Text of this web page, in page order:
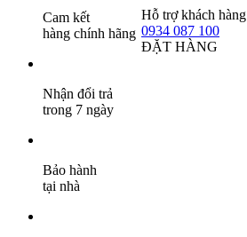
Cam kết
hàng chính hãng
Nhận đổi trả
trong 7 ngày
Bảo hành
tại nhà
Hỗ trợ khách hàng
0934 087 100
ĐẶT HÀNG